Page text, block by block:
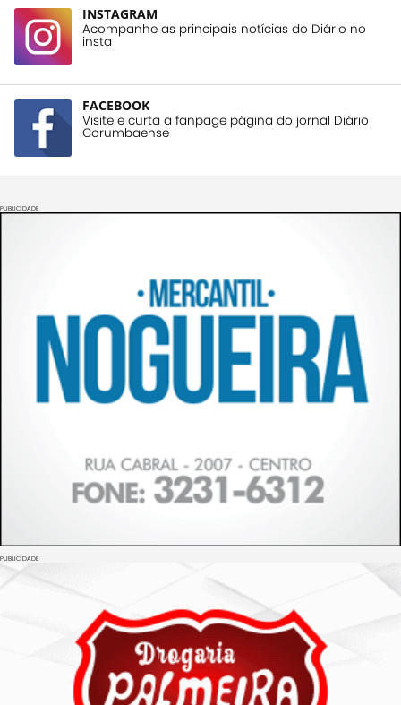
INSTAGRAM
Acompanhe as principais notícias do Diário no
insta
FACEBOOK
Visite e curta a fanpage página do jornal Diário
Corumbaense
PUBLICIDADE
PUBLICIDADE